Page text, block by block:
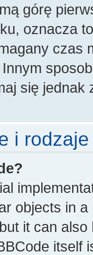
górę
oznacza
czas
Innym
się jednak
i
objects in
it can
itself